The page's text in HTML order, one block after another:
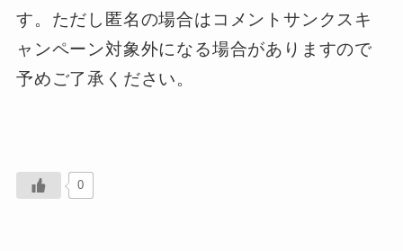
す。ただし匿名の場合はコメントサンクスキ
ャンペーン対象外になる場合がありますので
予めご了承ください。
0